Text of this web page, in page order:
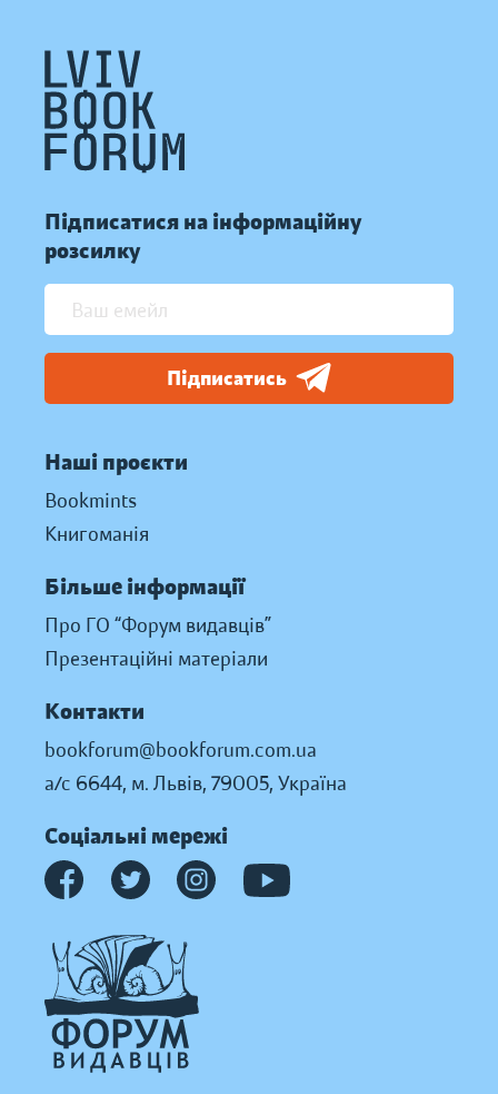
Підписатися на інформаційну
розсилку
Підписатись
Наші проєкти
Bookmints
Книгоманія
Більше інформації
Про ГО “Форум видавців”
Презентаційні матеріали
Контакти
bookforum@bookforum.com.ua
а/с 6644, м. Львів, 79005, Україна
Соціальні мережі